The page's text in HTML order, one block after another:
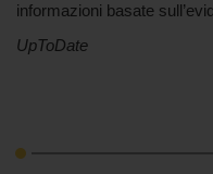
informazioni basate
UpToDate